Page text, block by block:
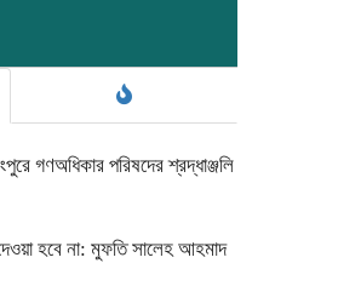
গণঅধিকার পরিষদের শ্রদ্ধাঞ্জলি
হবে না: মুফতি সালেহ আহমাদ